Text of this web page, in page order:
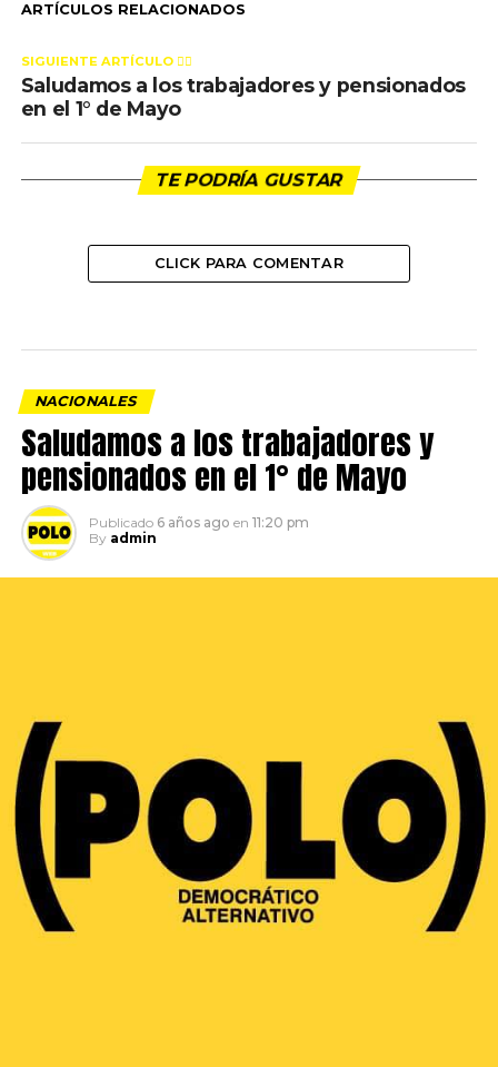
ARTÍCULOS RELACIONADOS
SIGUIENTE ARTÍCULO 👈🏻
Saludamos a los trabajadores y pensionados
en el 1° de Mayo
TE PODRÍA GUSTAR
CLICK PARA COMENTAR
NACIONALES
Saludamos a los trabajadores y
pensionados en el 1° de Mayo
Publicado 6 años ago en 11:20 pm
By admin